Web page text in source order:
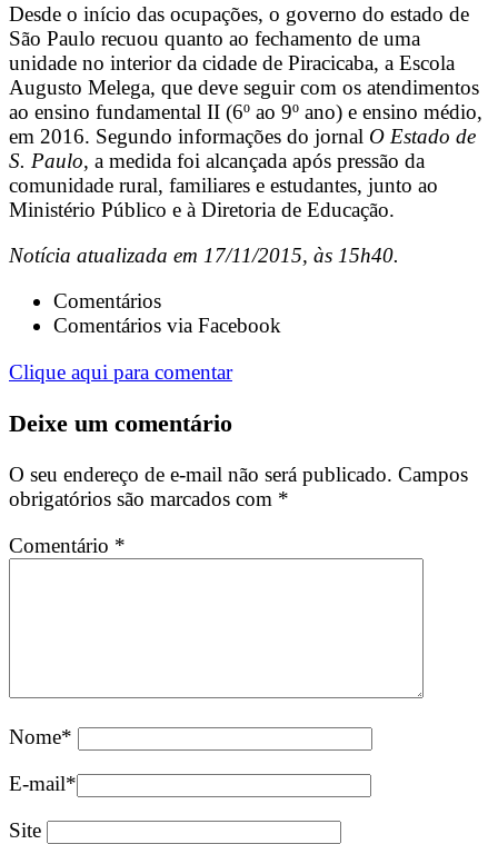
Desde o início das ocupações, o governo do estado de
São Paulo recuou quanto ao fechamento de uma
unidade no interior da cidade de Piracicaba, a Escola
Augusto Melega, que deve seguir com os atendimentos
ao ensino fundamental II (6º ao 9º ano) e ensino médio,
em 2016. Segundo informações do jornal O Estado de
S. Paulo, a medida foi alcançada após pressão da
comunidade rural, familiares e estudantes, junto ao
Ministério Público e à Diretoria de Educação.
Notícia atualizada em 17/11/2015, às 15h40.
Comentários
Comentários via Facebook
Clique aqui para comentar
Deixe um comentário
O seu endereço de e-mail não será publicado. Campos
obrigatórios são marcados com *
Comentário *
Nome*
E-mail*
Site